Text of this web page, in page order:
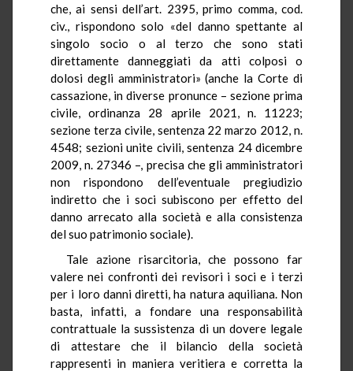
che, ai sensi dell’art. 2395, primo comma, cod.
civ., rispondono solo «del danno spettante al
singolo socio o al terzo che sono stati
direttamente danneggiati da atti colposi o
dolosi degli amministratori» (anche la Corte di
cassazione, in diverse pronunce – sezione prima
civile, ordinanza 28 aprile 2021, n. 11223;
sezione terza civile, sentenza 22 marzo 2012, n.
4548; sezioni unite civili, sentenza 24 dicembre
2009, n. 27346 –, precisa che gli amministratori
non rispondono dell’eventuale pregiudizio
indiretto che i soci subiscono per effetto del
danno arrecato alla società e alla consistenza
del suo patrimonio sociale).
Tale azione risarcitoria, che possono far
valere nei confronti dei revisori i soci e i terzi
per i loro danni diretti, ha natura aquiliana. Non
basta, infatti, a fondare una responsabilità
contrattuale la sussistenza di un dovere legale
di attestare che il bilancio della società
rappresenti in maniera veritiera e corretta la